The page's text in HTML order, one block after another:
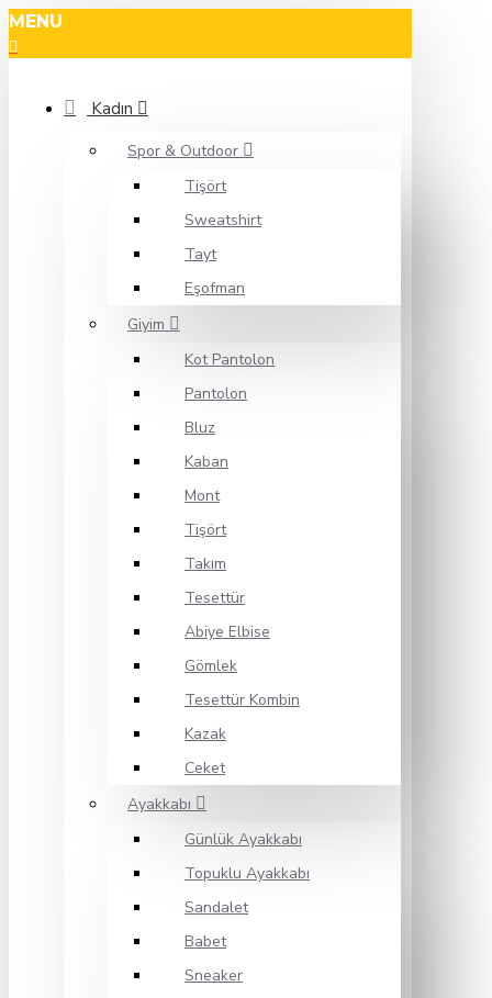
MENU
Kadın
Spor & Outdoor
Tişört
Sweatshirt
Tayt
Eşofman
Giyim
Kot Pantolon
Pantolon
Bluz
Kaban
Mont
Tişört
Takım
Tesettür
Abiye Elbise
Gömlek
Tesettür Kombin
Kazak
Ceket
Ayakkabı
Günlük Ayakkabı
Topuklu Ayakkabı
Sandalet
Babet
Sneaker